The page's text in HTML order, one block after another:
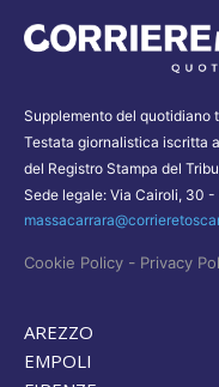
Supplemento del quotidiano
Testata giornalistica iscritta
del Registro Stampa del
Sede legale: Via Cairoli, 30
Cookie Policy - Privacy
AREZZO
EMPOLI